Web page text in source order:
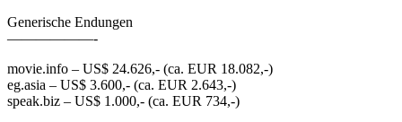
Generische Endungen
——————-
movie.info – US$ 24.626,- (ca. EUR 18.082,-)
eg.asia – US$ 3.600,- (ca. EUR 2.643,-)
speak.biz – US$ 1.000,- (ca. EUR 734,-)